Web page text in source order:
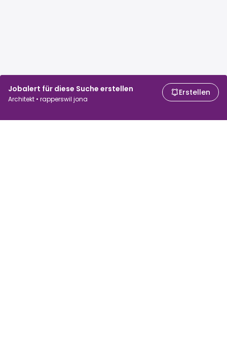
Jobalert für diese Suche erstellen
Architekt • rapperswil jona
Erstellen